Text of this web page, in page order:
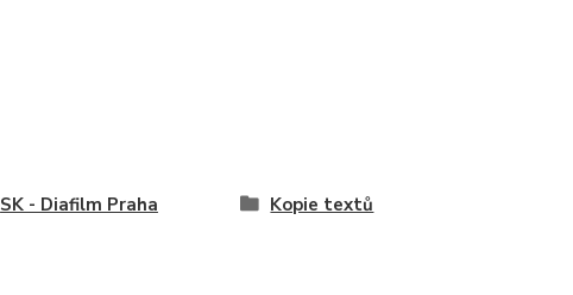
SK - Diafilm Praha Kopie textů